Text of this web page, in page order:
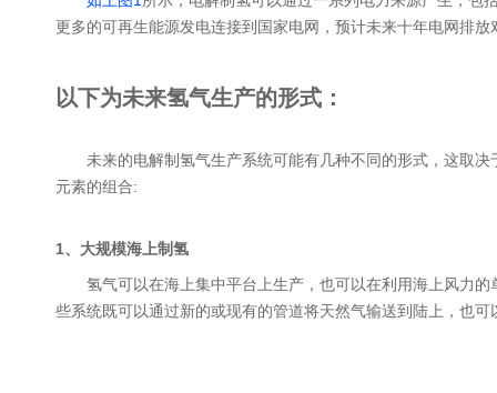
更多的可再生能源发电连接到国家电网，预计未来十年电网排
以下为未来氢气生产的形式：
未来的电解制氢气生产系统可能有几种不同的形式，这取
元素的组合:
1、大规模海上制氢
氢气可以在海上集中平台上生产，也可以在利用海上风力
些系统既可以通过新的或现有的管道将天然气输送到陆上，也